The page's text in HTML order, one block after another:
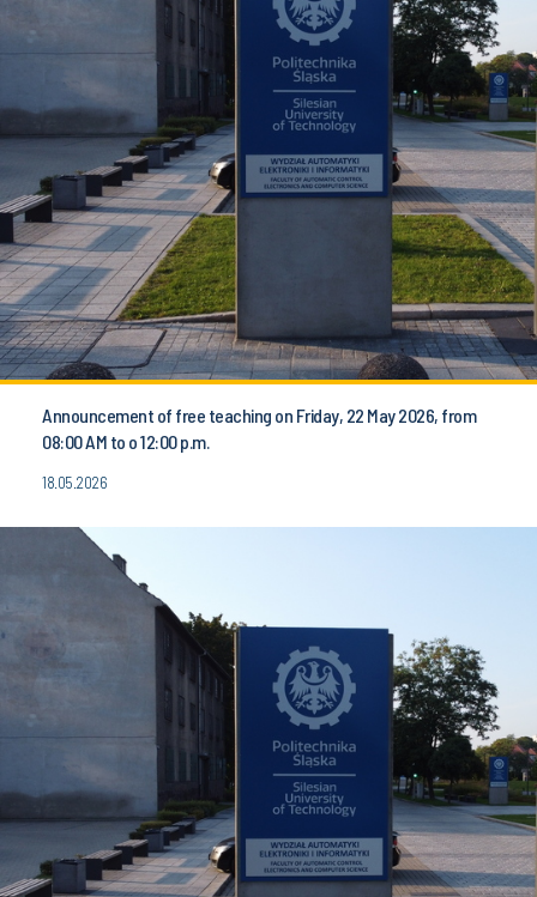
Announcement of free teaching on Friday, 22 May 2026, from
08:00 AM to o 12:00 p.m.
18.05.2026